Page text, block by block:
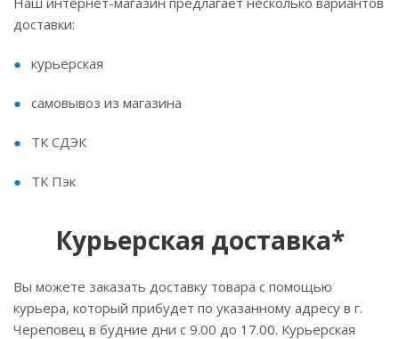
доставки:
курьерская
самовывоз из магазина
ТК СДЭК
ТК Пэк
Курьерская доставка*
Вы можете заказать доставку товара с помощью
курьера, который прибудет по указанному адресу в г.
Череповец в будние дни с 9.00 до 17.00. Курьерская